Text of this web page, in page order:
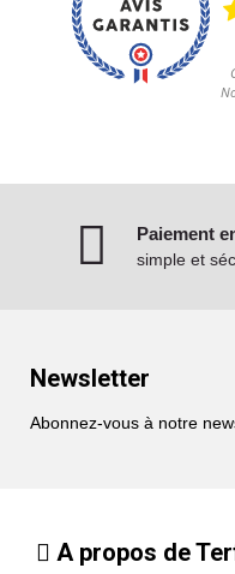
Paiement
simple et
Newsletter
Abonnez-vous à notre
A propos de